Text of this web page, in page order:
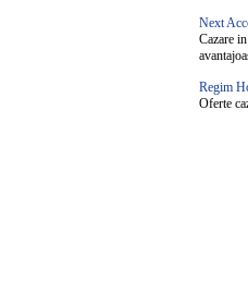
Next
Cazare
Regim
Oferte